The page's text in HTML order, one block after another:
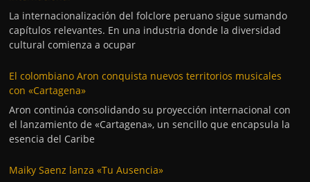
La internacionalización del folclore peruano sigue sumando
capítulos relevantes. En una industria donde la diversidad
cultural comienza a ocupar
El colombiano Aron conquista nuevos territorios musicales
con «Cartagena»
Aron continúa consolidando su proyección internacional con
el lanzamiento de «Cartagena», un sencillo que encapsula la
esencia del Caribe
Maiky Saenz lanza «Tu Ausencia»